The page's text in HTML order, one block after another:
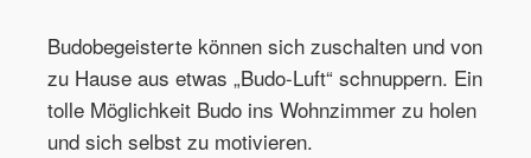
Budobegeisterte können sich zuschalten und von
zu Hause aus etwas „Budo-Luft“ schnuppern. Ein
tolle Möglichkeit Budo ins Wohnzimmer zu holen
und sich selbst zu motivieren.